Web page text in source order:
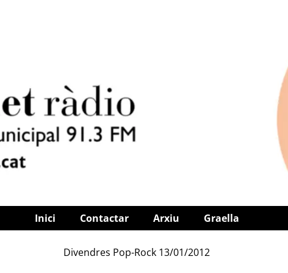
Inici Contactar Arxiu Graella
Divendres Pop-Rock 13/01/2012